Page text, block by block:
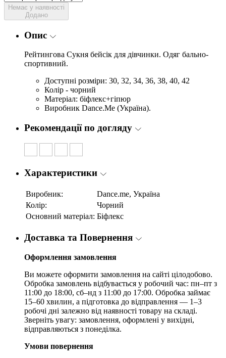
Немає у наявності
Додано
Опис
Рейтингова Сукня бейсік для дівчинки. Одяг бально-
спортивний.
Доступні розміри: 30, 32, 34, 36, 38, 40, 42
Колір - чорний
Матеріал: біфлекс+гіпюр
Виробник Dance.Me (Україна).
Рекомендації по догляду
Характеристики
Виробник:
Dance.me, Україна
Колір:
Чорний
Основний матеріал: Біфлекс
Доставка та Повернення
Оформлення замовлення
Ви можете оформити замовлення на сайті цілодобово.
Обробка замовлень відбувається у робочий час: пн–пт з
11:00 до 18:00, сб–нд з 11:00 до 17:00. Обробка займає
15–60 хвилин, а підготовка до відправлення — 1–3
робочі дні залежно від наявності товару на складі.
Зверніть увагу: замовлення, оформлені у вихідні,
відправляються з понеділка.
Умови повернення